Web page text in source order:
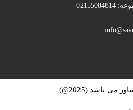
باشد (2025@)